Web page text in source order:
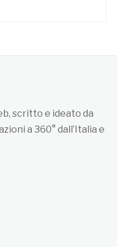
scritto e ideato da
a 360° dall’Italia e